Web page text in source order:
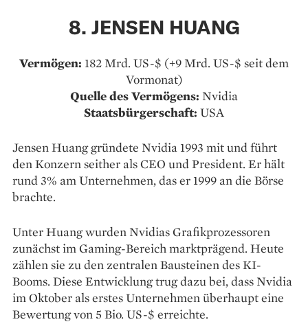
8. JENSEN HUANG
Vermögen: 182 Mrd. US-$ (+9 Mrd. US-$ seit dem
Vormonat)
Quelle des Vermögens: Nvidia
Staatsbürgerschaft: USA
Jensen Huang gründete Nvidia 1993 mit und führt
den Konzern seither als CEO und President. Er hält
rund 3% am Unternehmen, das er 1999 an die Börse
brachte.
Unter Huang wurden Nvidias Grafikprozessoren
zunächst im Gaming-Bereich marktprägend. Heute
zählen sie zu den zentralen Bausteinen des KI-
Booms. Diese Entwicklung trug dazu bei, dass Nvidia
im Oktober als erstes Unternehmen überhaupt eine
Bewertung von 5 Bio. US-$ erreichte.